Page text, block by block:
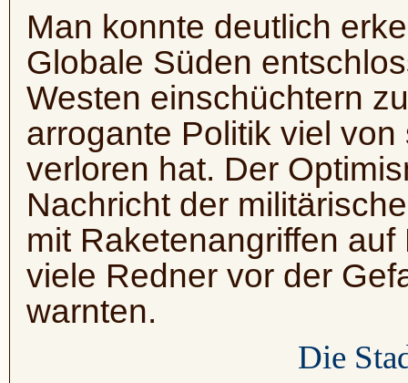
Man konnte deutlich
Globale Süden
Westen einschüchtern
arrogante Politik viel
verloren hat. Der
Nachricht der
mit Raketenangriffen
viele Redner vor der
warnten.
Die